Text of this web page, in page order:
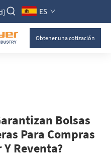
ES
Obtener una cotización
Bolsas
Para Compras
Reventa?